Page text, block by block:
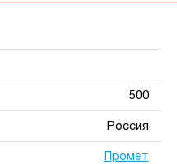
500
Россия
Промет